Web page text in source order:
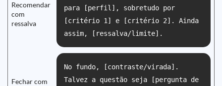
Recomendar
com
ressalva
para [perfil], sobretudo por
[critério 1] e [critério 2]. Ainda
assim, [ressalva/limite].
Fechar com
No fundo, [contraste/virada].
Talvez a questão seja [pergunta de